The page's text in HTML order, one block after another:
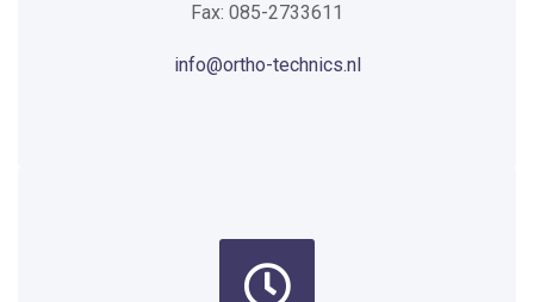
Fax: 085-2733611
info@ortho-technics.nl